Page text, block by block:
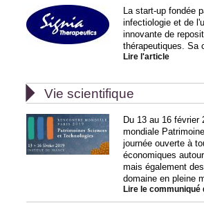
La start-up fondée
infectiologie et de
innovante de
thérapeutiques. Sa
Lire l'article
 Vie scientifique
Du 13 au 16 février
mondiale
journée ouverte à
économiques
mais également
domaine en pleine
Lire le communiqué